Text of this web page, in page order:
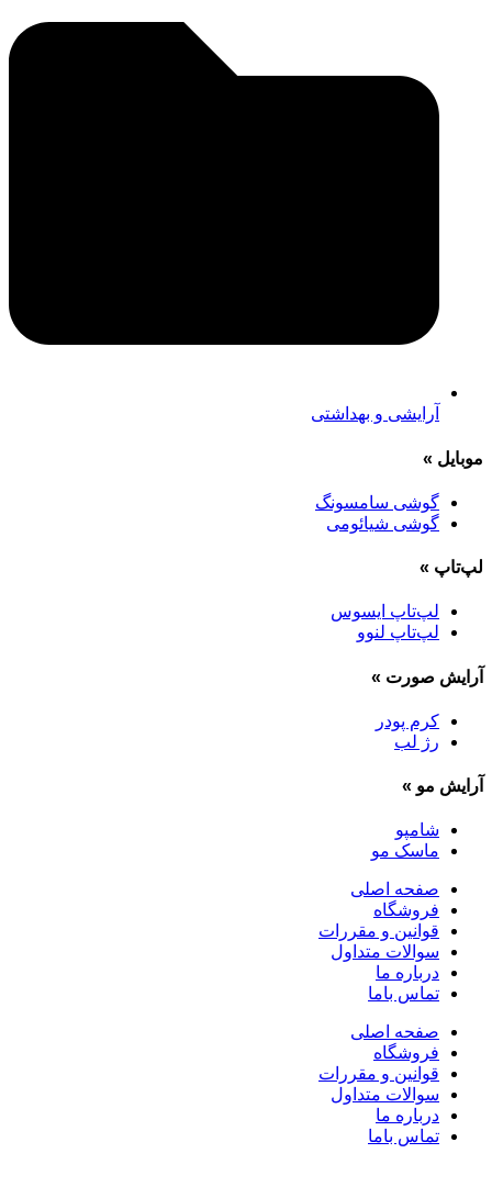
آرایشی و بهداشتی
موبایل »
گوشی سامسونگ
گوشی شیائومی
لپ‌تاپ »
لپ‌تاپ ایسوس
لپ‌تاپ لنوو
آرایش صورت »
کرم پودر
رژ لب
آرایش مو »
شامپو
ماسک مو
صفحه اصلی
فروشگاه
قوانین و مقررات
سوالات متداول
درباره ما
تماس باما
صفحه اصلی
فروشگاه
قوانین و مقررات
سوالات متداول
درباره ما
تماس باما